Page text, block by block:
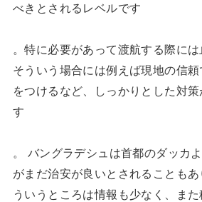
べきとされるレベルです
。特に必要があって渡航する際には
そういう場合には例えば現地の信
をつけるなど、しっかりとした対
す
。 バングラデシュは首都のダッカ
がまだ治安が良いとされることも
ういうところは情報も少なく、ま